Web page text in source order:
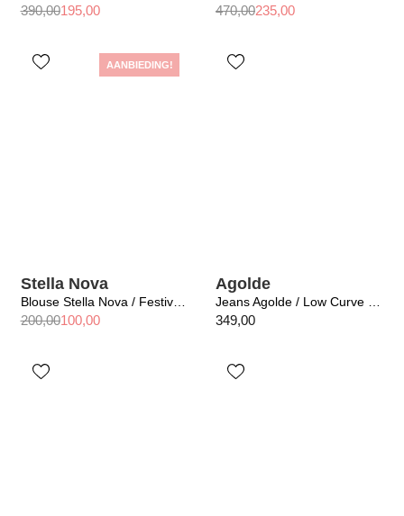
390,00195,00 470,00235,00
AANBIEDING!
Stella Nova
Blouse Stella Nova / Festive Blouse With Bow White
200,00100,00
Agolde
349,00